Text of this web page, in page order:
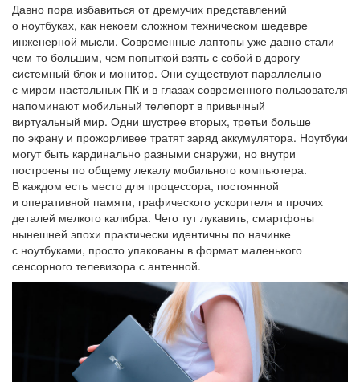
Давно пора избавиться от дремучих представлений
о ноутбуках, как некоем сложном техническом шедевре
инженерной мысли. Современные лаптопы уже давно стали
чем-то большим, чем попыткой взять с собой в дорогу
системный блок и монитор. Они существуют параллельно
с миром настольных ПК и в глазах современного пользователя
напоминают мобильный телепорт в привычный
виртуальный мир. Одни шустрее вторых, третьи больше
по экрану и прожорливее тратят заряд аккумулятора. Ноутбуки
могут быть кардинально разными снаружи, но внутри
построены по общему лекалу мобильного компьютера.
В каждом есть место для процессора, постоянной
и оперативной памяти, графического ускорителя и прочих
деталей мелкого калибра. Чего тут лукавить, смартфоны
нынешней эпохи практически идентичны по начинке
с ноутбуками, просто упакованы в формат маленького
сенсорного телевизора с антенной.